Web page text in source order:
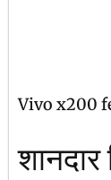
Vivo x200 fe